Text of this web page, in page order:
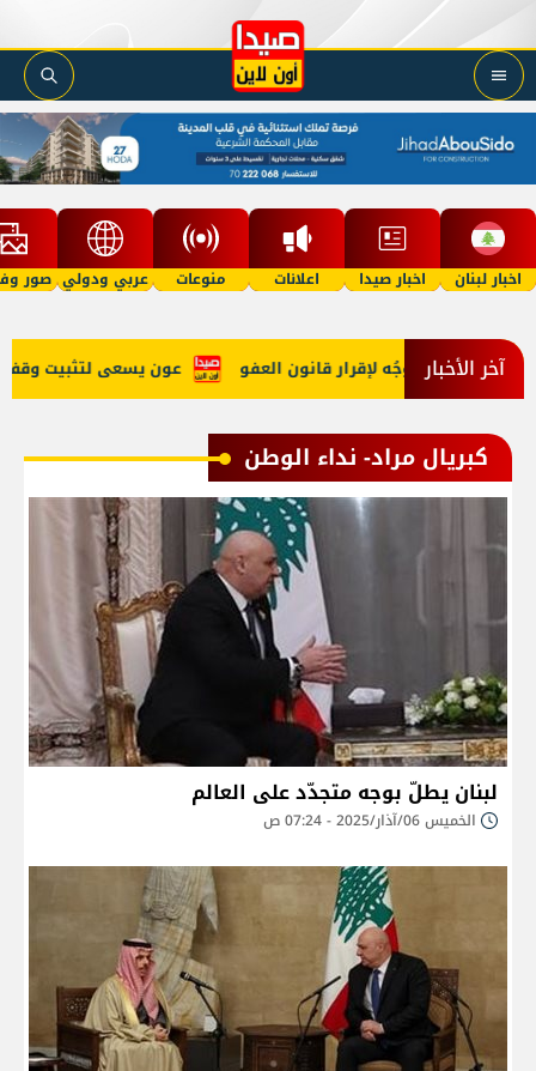
اخبار لبنان اخبار صيدا اعلانات منوعات عربي ودولي صور
آخر الأخبار عون يسعى لتثبيت وقف النار الحرب وتوجُه لإقرار قانون العفو
كبريال مراد- نداء الوطن
لبنان يطلّ بوجه متجدّد على العالم
الخميس 06/آذار/2025 - 07:24 ص